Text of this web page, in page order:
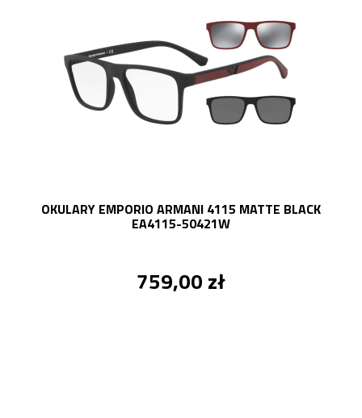
OKULARY EMPORIO ARMANI 4115 MATTE BLACK
EA4115-50421W
759,00 zł